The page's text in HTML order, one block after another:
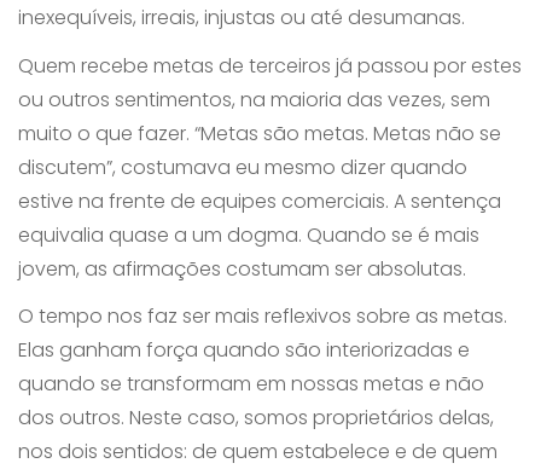
inexequíveis, irreais, injustas ou até desumanas.
Quem recebe metas de terceiros já passou por estes
ou outros sentimentos, na maioria das vezes, sem
muito o que fazer. “Metas são metas. Metas não se
discutem”, costumava eu mesmo dizer quando
estive na frente de equipes comerciais. A sentença
equivalia quase a um dogma. Quando se é mais
jovem, as afirmações costumam ser absolutas.
O tempo nos faz ser mais reflexivos sobre as metas.
Elas ganham força quando são interiorizadas e
quando se transformam em nossas metas e não
dos outros. Neste caso, somos proprietários delas,
nos dois sentidos: de quem estabelece e de quem